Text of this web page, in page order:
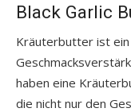
Black Garlic
Kräuterbutter ist
haben eine
die nicht nur den